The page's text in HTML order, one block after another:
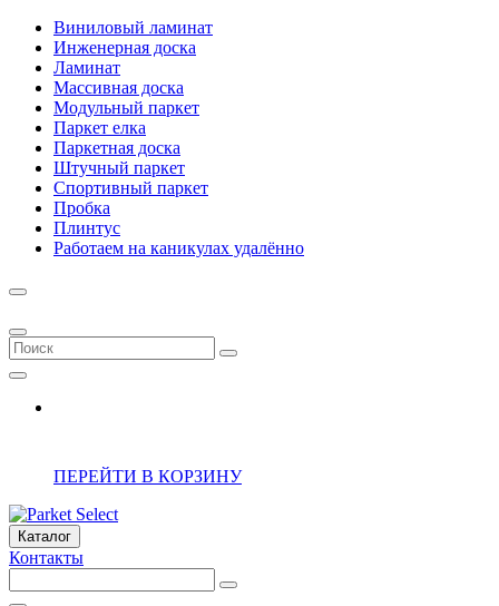
Виниловый ламинат
Инженерная доска
Ламинат
Массивная доска
Модульный паркет
Паркет елка
Паркетная доска
Штучный паркет
Спортивный паркет
Пробка
Плинтус
Работаем на каникулах удалённо
ПЕРЕЙТИ В КОРЗИНУ
Каталог
Контакты